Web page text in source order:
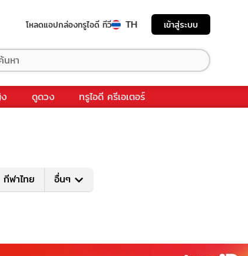
โหลดแอปกล่องทรูไอดี ทีวี TH เข้าสู่ระบบ
ดูดวง ทรูไอดี ครีเอเตอร์
กีฬาไทย อื่นๆ